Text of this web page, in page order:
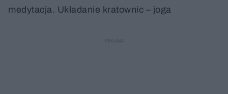
medytacja. Układanie kratownic – joga